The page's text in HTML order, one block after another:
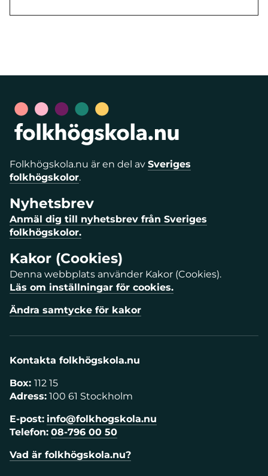
Folkhögskola.nu är en del av Sveriges
folkhögskolor.
Nyhetsbrev
Anmäl dig till nyhetsbrev från Sveriges
folkhögskolor.
Kakor (Cookies)
Denna webbplats använder Kakor (Cookies).
Läs om inställningar för cookies.
Ändra samtycke för kakor
Kontakta folkhögskola.nu
Box: 112 15
Adress: 100 61 Stockholm
E-post: info@folkhogskola.nu
Telefon: 08-796 00 50
Vad är folkhögskola.nu?